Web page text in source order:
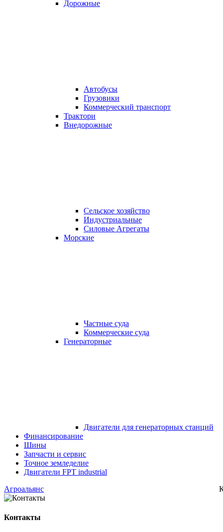
Дорожные
Автобусы
Грузовики
Коммерческий транспорт
Трактори
Внедорожные
Сельское хозяйство
Индустриальные
Силовые Агрегаты
Морские
Частные суда
Коммерческие суда
Генераторные
Двигатели для генераторных станций
Финансирование
Шины
Запчасти и сервис
Точное земледелие
Двигатели FPT industrial
Агроальянс
Контакты